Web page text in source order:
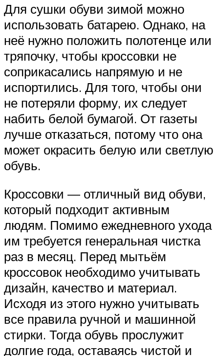
Для сушки обуви зимой можно
использовать батарею. Однако, на
неё нужно положить полотенце или
тряпочку, чтобы кроссовки не
соприкасались напрямую и не
испортились. Для того, чтобы они
не потеряли форму, их следует
набить белой бумагой. От газеты
лучше отказаться, потому что она
может окрасить белую или светлую
обувь.
Кроссовки — отличный вид обуви,
который подходит активным
людям. Помимо ежедневного ухода
им требуется генеральная чистка
раз в месяц. Перед мытьём
кроссовок необходимо учитывать
дизайн, качество и материал.
Исходя из этого нужно учитывать
все правила ручной и машинной
стирки. Тогда обувь прослужит
долгие года, оставаясь чистой и